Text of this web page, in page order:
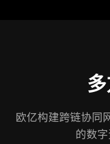
欧亿构建跨链协同
的数